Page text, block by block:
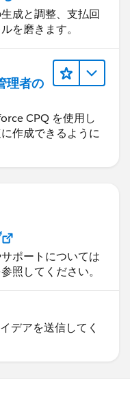
成と調整、支払回
を磨きます。
理者の
CPQ を使用し
作成できるように
ポートについては
照してください。
デアを送信してく